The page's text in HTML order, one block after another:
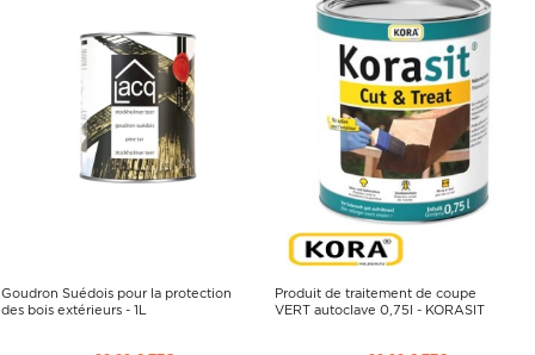
Goudron Suédois pour la protection
des bois extérieurs - 1L
Produit de traitement de coupe
VERT autoclave 0,75l - KORASIT